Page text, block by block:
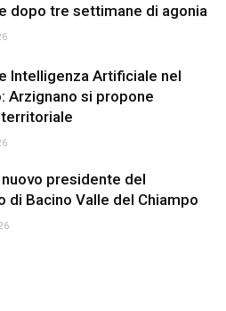
dopo tre settimane di agonia
Intelligenza Artificiale nel
Arzignano si propone
presidente del
di Bacino Valle del Chiampo